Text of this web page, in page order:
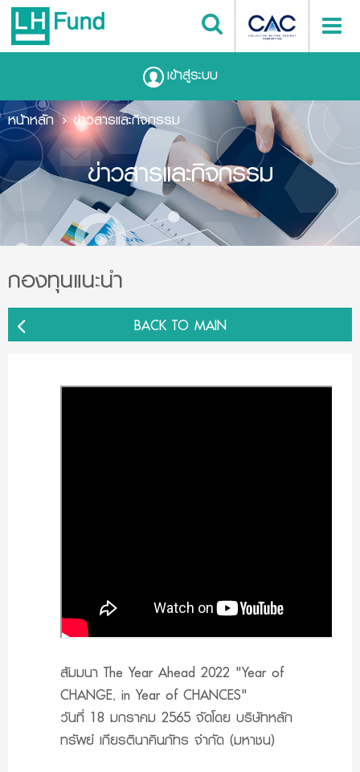
เข้าสู่ระบบ
ข่าวสารและกิจกรรม
หน้าหลัก ข่าวสารและกิจกรรม
กองทุนแนะนำ
BACK TO MAIN
สัมมนา The Year Ahead 2022 "Year of
CHANGE, in Year of CHANCES"
วันที่ 18 มกราคม 2565 จัดโดย บริษัทหลัก
ทรัพย์ เกียรตินาคินภัทร จำกัด (มหาชน)